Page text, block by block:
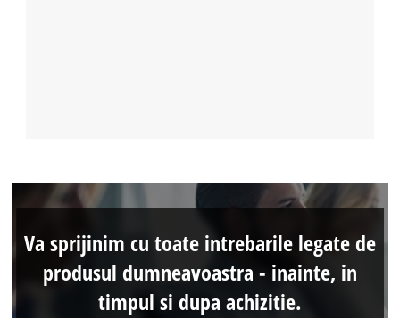
Va sprijinim cu toate intrebarile legate de
produsul dumneavoastra - inainte, in
timpul si dupa achizitie.